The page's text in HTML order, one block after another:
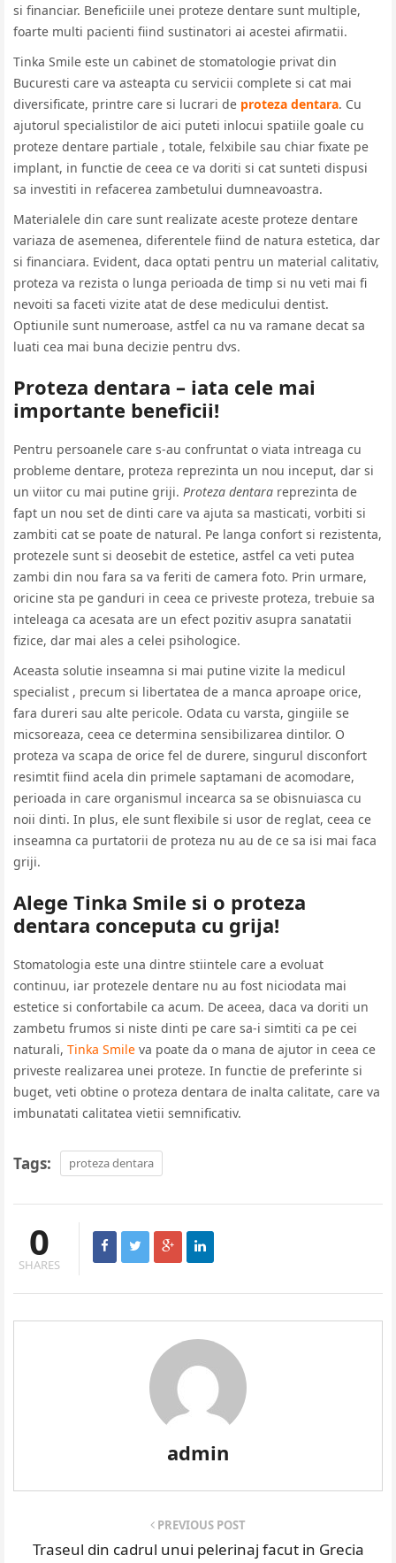
si financiar. Beneficiile unei proteze dentare sunt multiple,
foarte multi pacienti fiind sustinatori ai acestei afirmatii.
Tinka Smile este un cabinet de stomatologie privat din
Bucuresti care va asteapta cu servicii complete si cat mai
diversificate, printre care si lucrari de proteza dentara. Cu
ajutorul specialistilor de aici puteti inlocui spatiile goale cu
proteze dentare partiale , totale, felxibile sau chiar fixate pe
implant, in functie de ceea ce va doriti si cat sunteti dispusi
sa investiti in refacerea zambetului dumneavoastra.
Materialele din care sunt realizate aceste proteze dentare
variaza de asemenea, diferentele fiind de natura estetica, dar
si financiara. Evident, daca optati pentru un material calitativ,
proteza va rezista o lunga perioada de timp si nu veti mai fi
nevoiti sa faceti vizite atat de dese medicului dentist.
Optiunile sunt numeroase, astfel ca nu va ramane decat sa
luati cea mai buna decizie pentru dvs.
Proteza dentara – iata cele mai
importante beneficii!
Pentru persoanele care s-au confruntat o viata intreaga cu
probleme dentare, proteza reprezinta un nou inceput, dar si
un viitor cu mai putine griji. Proteza dentara reprezinta de
fapt un nou set de dinti care va ajuta sa masticati, vorbiti si
zambiti cat se poate de natural. Pe langa confort si rezistenta,
protezele sunt si deosebit de estetice, astfel ca veti putea
zambi din nou fara sa va feriti de camera foto. Prin urmare,
oricine sta pe ganduri in ceea ce priveste proteza, trebuie sa
inteleaga ca acesata are un efect pozitiv asupra sanatatii
fizice, dar mai ales a celei psihologice.
Aceasta solutie inseamna si mai putine vizite la medicul
specialist , precum si libertatea de a manca aproape orice,
fara dureri sau alte pericole. Odata cu varsta, gingiile se
micsoreaza, ceea ce determina sensibilizarea dintilor. O
proteza va scapa de orice fel de durere, singurul disconfort
resimtit fiind acela din primele saptamani de acomodare,
perioada in care organismul incearca sa se obisnuiasca cu
noii dinti. In plus, ele sunt flexibile si usor de reglat, ceea ce
inseamna ca purtatorii de proteza nu au de ce sa isi mai faca
griji.
Alege Tinka Smile si o proteza
dentara conceputa cu grija!
Stomatologia este una dintre stiintele care a evoluat
continuu, iar protezele dentare nu au fost niciodata mai
estetice si confortabile ca acum. De aceea, daca va doriti un
zambetu frumos si niste dinti pe care sa-i simtiti ca pe cei
naturali, Tinka Smile va poate da o mana de ajutor in ceea ce
priveste realizarea unei proteze. In functie de preferinte si
buget, veti obtine o proteza dentara de inalta calitate, care va
imbunatati calitatea vietii semnificativ.
Tags: proteza dentara
0
SHARES
admin
PREVIOUS POST
Traseul din cadrul unui pelerinaj facut in Grecia